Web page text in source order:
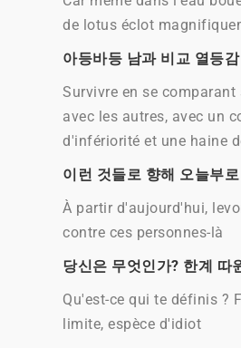
de lotus éclot
아등바등 남과 비교 열등
Survivre en se comparant
avec les autres, avec un
d'infériorité et une haine
이런 것들로 향해 오늘부
À partir d'aujourd'hui,
contre ces personnes-là
당신은 무엇인가? 한계 따
Qu'est-ce qui te définis ?
limite, espèce d'idiot